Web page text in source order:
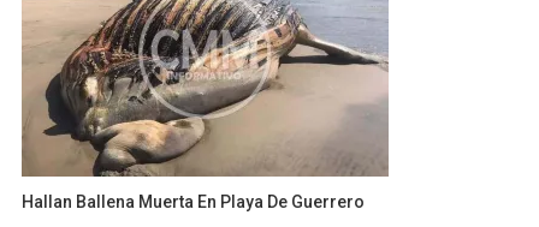
Hallan Ballena Muerta En Playa De Guerrero